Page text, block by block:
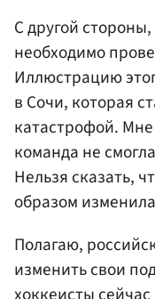
С другой
необходимо
Иллюстрацию
в Сочи, которая
катастрофой.
команда не
Нельзя сказать,
образом
Полагаю,
изменить свои